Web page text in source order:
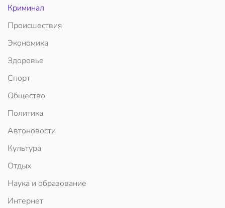
Криминал
Происшествия
Экономика
Здоровье
Спорт
Общество
Политика
Автоновости
Культура
Отдых
Наука и образование
Интернет